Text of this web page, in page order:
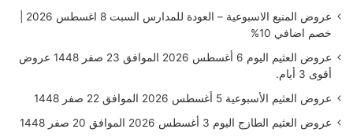
خصم اضافي 10%
عروض العثيم اليوم 6 أغسطس 2026 الموافق 23 صفر 1448 عروض
أقوى 3 أيام.
عروض العثيم الأسبوعية 5 أغسطس 2026 الموافق 22 صفر 1448
عروض العثيم الطازج اليوم 3 أغسطس 2026 الموافق 20 صفر 1448